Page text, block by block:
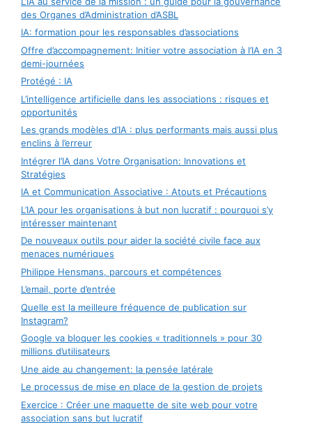
des Organes d’Administration d’ASBL
IA: formation pour les responsables d’associations
Offre d’accompagnement: Initier votre association à l’IA en 3
demi-journées
Protégé : IA
L’intelligence artificielle dans les associations : risques et
opportunités
Les grands modèles d’IA : plus performants mais aussi plus
enclins à l’erreur
Intégrer l’IA dans Votre Organisation: Innovations et
Stratégies
IA et Communication Associative : Atouts et Précautions
L’IA pour les organisations à but non lucratif : pourquoi s’y
intéresser maintenant
De nouveaux outils pour aider la société civile face aux
menaces numériques
Philippe Hensmans, parcours et compétences
L’email, porte d’entrée
Quelle est la meilleure fréquence de publication sur
Instagram?
Google va bloquer les cookies « traditionnels » pour 30
millions d’utilisateurs
Une aide au changement: la pensée latérale
Le processus de mise en place de la gestion de projets
Exercice : Créer une maquette de site web pour votre
association sans but lucratif